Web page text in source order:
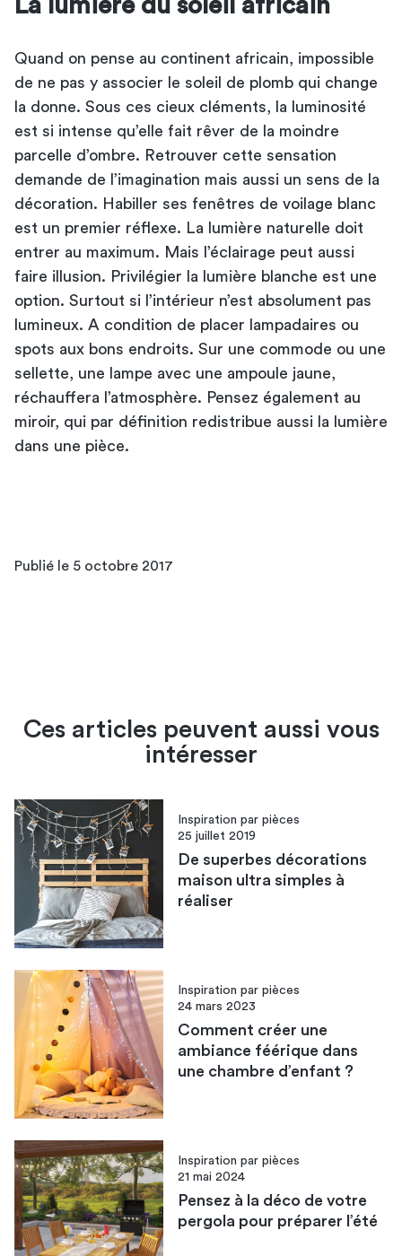
Quand on pense au continent africain, impossible
de ne pas y associer le soleil de plomb qui change
la donne. Sous ces cieux cléments, la luminosité
est si intense qu’elle fait rêver de la moindre
parcelle d’ombre. Retrouver cette sensation
demande de l’imagination mais aussi un sens de la
décoration. Habiller ses fenêtres de voilage blanc
est un premier réflexe. La lumière naturelle doit
entrer au maximum. Mais l’éclairage peut aussi
faire illusion. Privilégier la lumière blanche est une
option. Surtout si l’intérieur n’est absolument pas
lumineux. A condition de placer lampadaires ou
spots aux bons endroits. Sur une commode ou une
sellette, une lampe avec une ampoule jaune,
réchauffera l’atmosphère. Pensez également au
miroir, qui par définition redistribue aussi la lumière
dans une pièce.
Publié le 5 octobre 2017
Ces articles peuvent aussi vous
intéresser
Inspiration par pièces
25 juillet 2019
De superbes décorations
maison ultra simples à
réaliser
Inspiration par pièces
24 mars 2023
Comment créer une
ambiance féérique dans
une chambre d’enfant ?
Inspiration par pièces
21 mai 2024
Pensez à la déco de votre
pergola pour préparer l’été